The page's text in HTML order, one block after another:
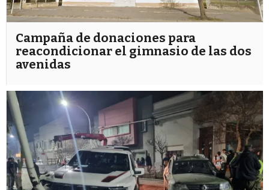
Campaña de donaciones para
reacondicionar el gimnasio de las dos
avenidas